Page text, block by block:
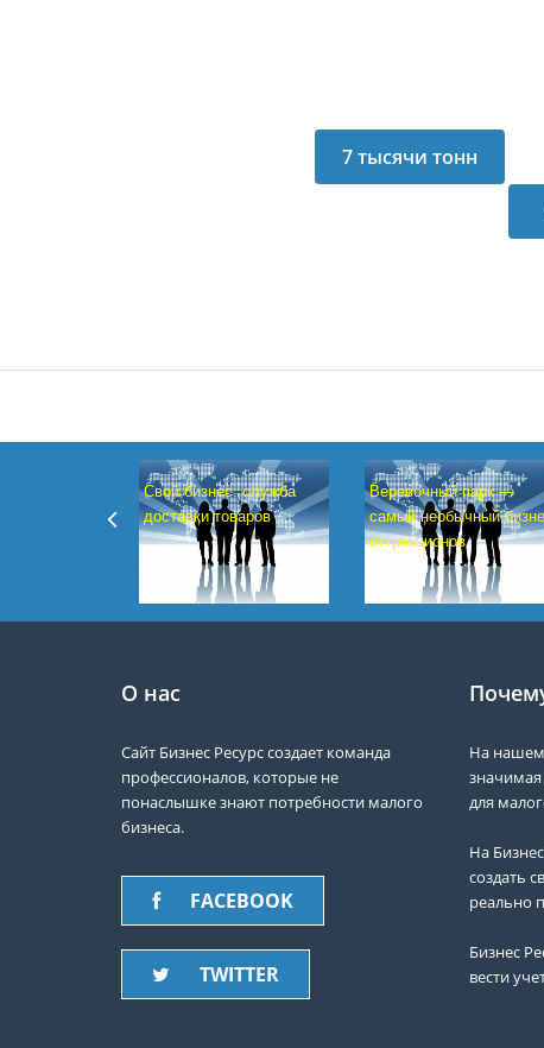
7 тысячи тонн
Свой бизнес: служба
доставки товаров
Веревочный парк —
самый необычный
аттракционов
О нас
Сайт Бизнес Ресурс создает команда
профессионалов, которые не
понаслышке знают потребности малого
бизнеса.
FACEBOOK
TWITTER
На нашем
для
На
создать
реально
Бизнес
вести